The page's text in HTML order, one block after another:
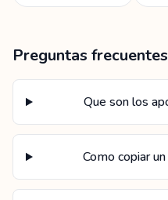
Preguntas frecuentes
Que son los
Como copiar